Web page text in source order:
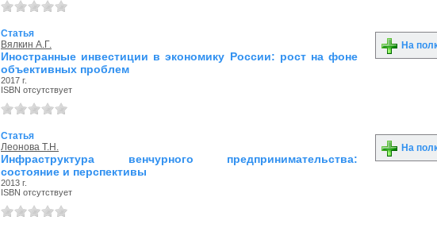
Статья
Вялкин А.Г.
Иностранные инвестиции в экономику России: рост на фоне
объективных проблем
2017 г.
ISBN отсутствует
На
Статья
Леонова Т.Н.
Инфраструктура венчурного предпринимательства:
состояние и перспективы
2013 г.
ISBN отсутствует
На